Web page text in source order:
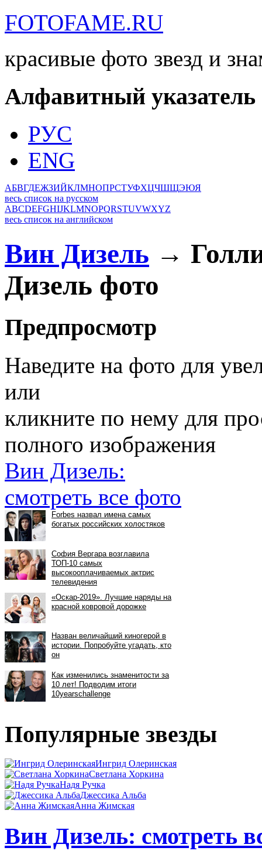
FOTOFAME.RU
красивые фото звезд и
Алфавитный указатель
РУС
ENG
АБВГДЕЖЗИЙКЛМНОПРСТУФХЦЧШЩЭЮЯ
весь список на русском
ABCDEFGHIJKLMNOPQRSTUVWXYZ
весь список на английском
Вин Дизель →
Дизель фото
Предпросмотр
Наведите на фото для
или
кликните по нему для
полного изображения
Вин Дизель:
смотреть все фото
Популярные звезды
Ингрид Олеринская
Светлана Хоркина
Надя Ручка
Джессика Альба
Анна Жимская
Вин Дизель: смотреть